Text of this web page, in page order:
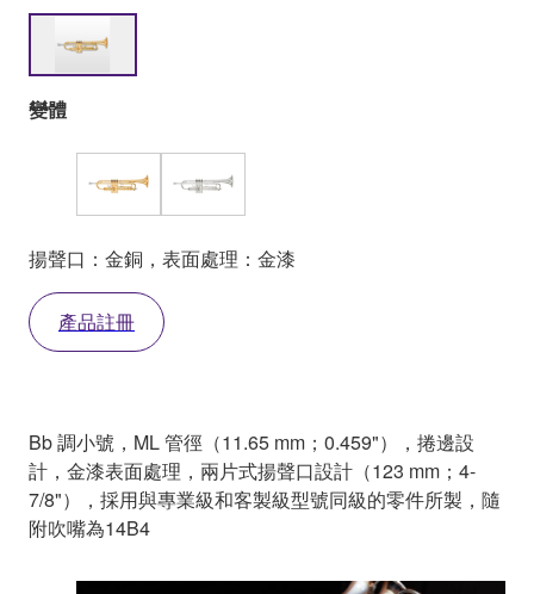
變體
揚聲口：金銅，表面處理：金漆
產品註冊
Bb 調小號，ML 管徑（11.65 mm；0.459"），捲邊設
計，金漆表面處理，兩片式揚聲口設計（123 mm；4-
7/8"），採用與專業級和客製級型號同級的零件所製，隨
附吹嘴為14B4